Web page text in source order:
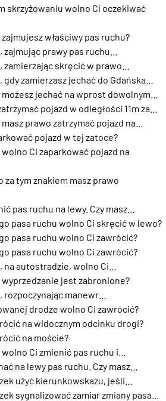
skrzyżowaniu wolno Ci oczekiwać
właściwy pas ruchu?
zajmując prawy pas ruchu…
zamierzając skręcić w prawo…
zamierzasz jechać do Gdańska…
jechać na wprost dowolnym…
pojazd w odległości 11m za…
prawo zatrzymać pojazd na…
pojazd w tej zatoce?
Ci zaparkować pojazd na
za tym znakiem masz prawo
pas ruchu na lewy. Czy masz…
pasa ruchu wolno Ci skręcić w lewo?
pasa ruchu wolno Ci zawrócić?
pasa ruchu wolno Ci zawrócić?
na autostradzie, wolno Ci…
jest zabronione?
rozpoczynając manewr…
drodze wolno Ci zawrócić?
na widocznym odcinku drogi?
na moście?
Ci zmienić pas ruchu i…
na lewy pas ruchu. Czy masz…
użyć kierunkowskazu, jeśli…
sygnalizować zamiar zmiany pasa…